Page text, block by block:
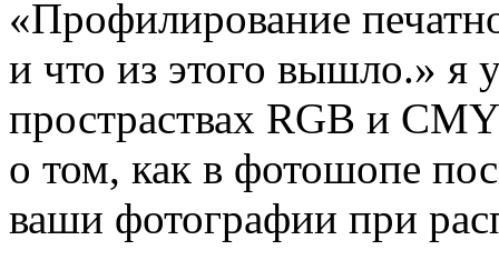
«Профилирование
и что из этого вышло.» я
простраствах RGB и
о том, как в фотошопе
ваши фотографии при